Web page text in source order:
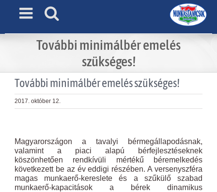
További minimálbér emelés
szükséges!
További minimálbér emelés szükséges!
2017. október 12.
Image
Magyarországon a tavalyi bérmegállapodásnak,
valamint a piaci alapú bérfejlesztéseknek
köszönhetően rendkívüli mértékű béremelkedés
következett be az év eddigi részében. A versenyszféra
magas munkaerő-kereslete és a szűkülő szabad
munkaerő-kapacitások a bérek dinamikus